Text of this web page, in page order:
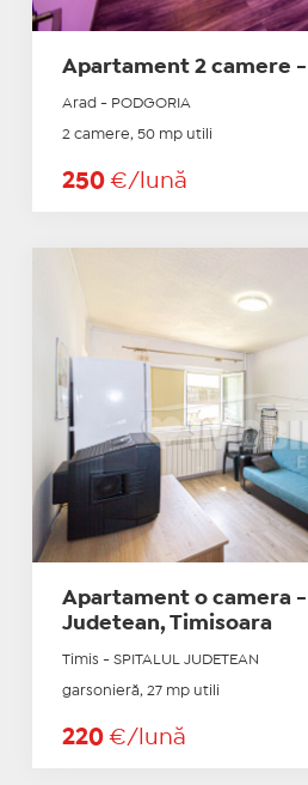
Apartament 2 camere -
Arad - PODGORIA
2 camere, 50 mp utili
250 €/lună
Apartament o camera -
Judetean, Timisoara
Timis - SPITALUL JUDETEAN
garsonieră, 27 mp utili
220 €/lună